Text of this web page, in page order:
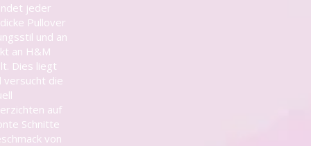
jeder
Pullover
und an
an H&M
Dies liegt
versucht die
auf
Schnitte
von